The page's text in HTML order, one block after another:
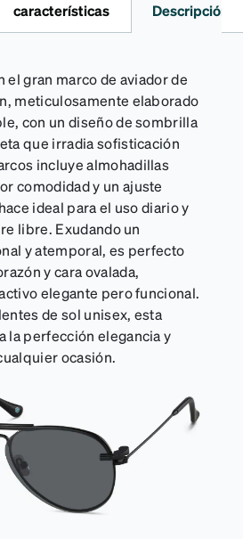
características Descripción
el gran marco de aviador de
meticulosamente elaborado
con un diseño de sombrilla
que irradia sofisticación
incluye almohadillas
comodidad y un ajuste
ideal para el uso diario y
libre. Exudando un
y atemporal, es perfecto
y cara ovalada,
elegante pero funcional.
de sol unisex, esta
la perfección elegancia y
ocasión.